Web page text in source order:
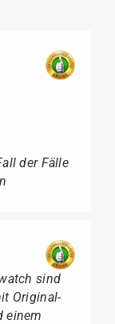
der Fälle
sind
Original-
einem